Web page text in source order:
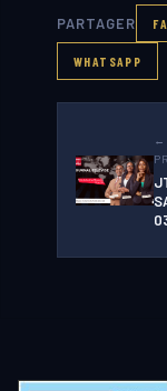
PARTAGER
WHATSAPP
←